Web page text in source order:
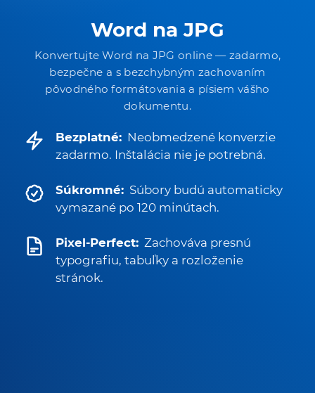
Word na JPG
Konvertujte Word na JPG online — zadarmo,
bezpečne a s bezchybným zachovaním
pôvodného formátovania a písiem vášho
dokumentu.
Bezplatné: Neobmedzené konverzie
zadarmo. Inštalácia nie je potrebná.
Súkromné: Súbory budú automaticky
vymazané po 120 minútach.
Pixel-Perfect: Zachováva presnú
typografiu, tabuľky a rozloženie
stránok.